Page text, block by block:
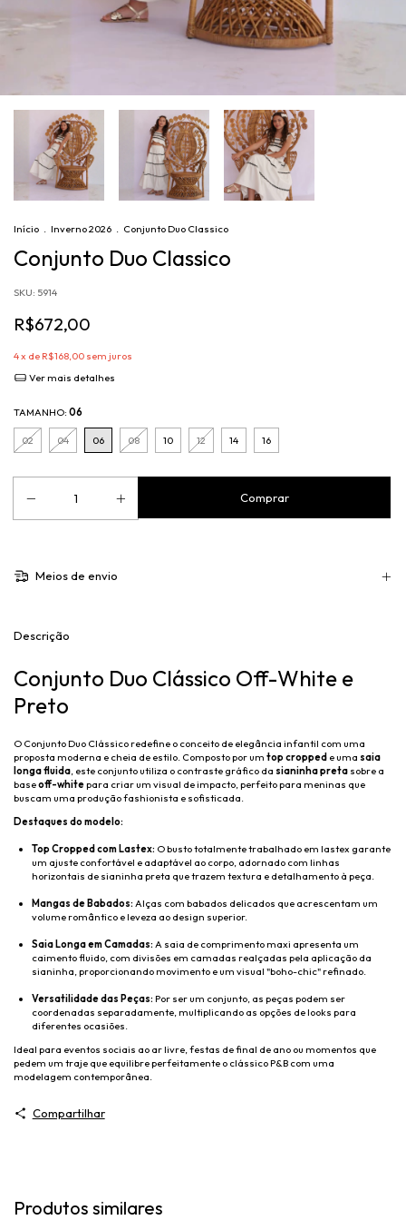
Início . Inverno 2026 . Conjunto Duo Classico
Conjunto Duo Classico
SKU: 5914
R$672,00
4x de R$168,00 sem juros
Ver mais detalhes
TAMANHO: 06
02 04 06 08 10 12 14 16
Meios de envio
Descrição
Conjunto Duo Clássico Off-White e
Preto
O Conjunto Duo Clássico redefine o conceito de elegância infantil com uma
proposta moderna e cheia de estilo. Composto por um top cropped e uma saia
longa fluida , este conjunto utiliza o contraste gráfico da sianinha preta sobre a
baseoff-whitepara criar um visual de impacto, perfeito para meninas que
buscam uma produção fashionista e sofisticada.
Destaques do modelo:
Top Cropped com Lastex: O busto totalmente trabalhado em lastex garante
um ajuste confortável e adaptável ao corpo, adornado com linhas
horizontais de sianinha preta que trazem textura e detalhamento à peça.
Mangas de Babados: Alças com babados delicados que acrescentam um
volume romântico e leveza ao design superior.
Saia Longa em Camadas: A saia de comprimento maxi apresenta um
caimento fluido, com divisões em camadas realçadas pela aplicação da
sianinha, proporcionando movimento e um visual "boho-chic" refinado.
Versatilidade das Peças: Por ser um conjunto, as peças podem ser
coordenadas separadamente, multiplicando as opções de looks para
diferentes ocasiões.
Ideal para eventos sociais ao ar livre, festas de final de ano ou momentos que
pedem um traje que equilibre perfeitamente o clássico P&B com uma
modelagem contemporânea.
Compartilhar
Produtos similares